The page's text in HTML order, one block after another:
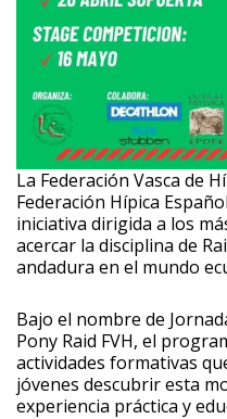
La Federación Vasca de
Federación Hípica
iniciativa dirigida a los
acercar la disciplina de
andadura en el mundo
Bajo el nombre de
Pony Raid FVH, el
actividades formativas
jóvenes descubrir esta
experiencia práctica y